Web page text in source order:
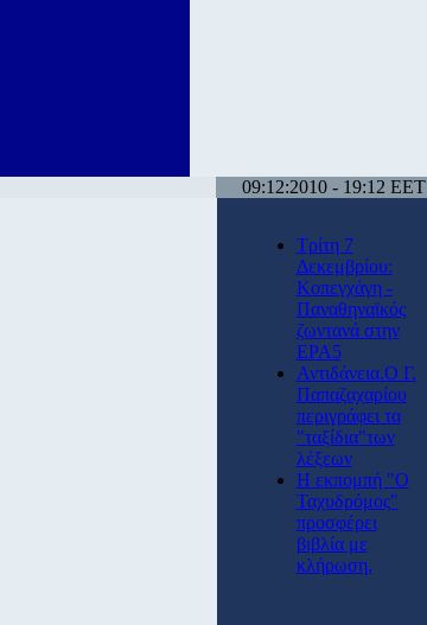
09:12:2010 - 19:12 EET
Τρίτη 7
Δεκεμβρίου:
Κοπεγχάγη -
Παναθηναϊκός
ζωντανά στην
ΕΡΑ5
Αντιδάνεια.Ο Γ.
Παπαζαχαρίου
περιγράφει τα
"ταξίδια"των
λέξεων
Η εκπομπή "Ο
Ταχυδρόμος"
προσφέρει
βιβλία με
κλήρωση.